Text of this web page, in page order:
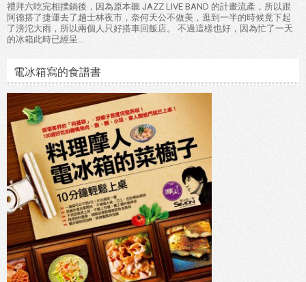
禮拜六吃完相撲鍋後，因為原本聽 JAZZ LIVE BAND 的計畫流產，所以跟
阿德搭了捷運去了趟士林夜市，奈何天公不做美，逛到一半的時候竟下起
了滂沱大雨，所以兩個人只好搭車回飯店。 不過這樣也好，因為忙了一天
的冰箱此時已經呈...
電冰箱寫的食譜書